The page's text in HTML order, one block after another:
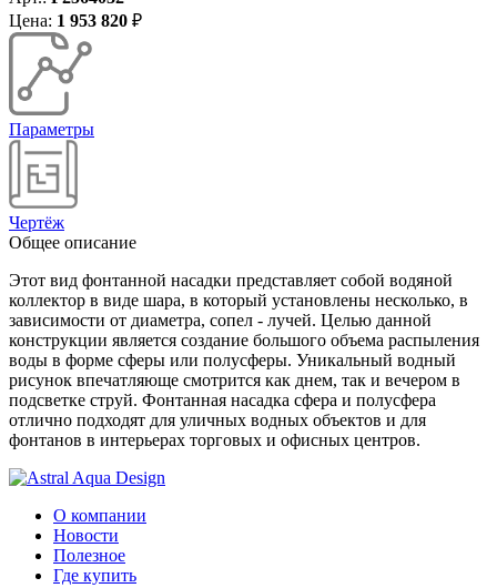
Цена: 1 953 820 ₽
Параметры
Чертёж
Общее описание
Этот вид фонтанной насадки представляет собой водяной
коллектор в виде шара, в который установлены несколько, в
зависимости от диаметра, сопел - лучей. Целью данной
конструкции является создание большого объема распыления
воды в форме сферы или полусферы. Уникальный водный
рисунок впечатляюще смотрится как днем, так и вечером в
подсветке струй. Фонтанная насадка сфера и полусфера
отлично подходят для уличных водных объектов и для
фонтанов в интерьерах торговых и офисных центров.
О компании
Новости
Полезное
Где купить